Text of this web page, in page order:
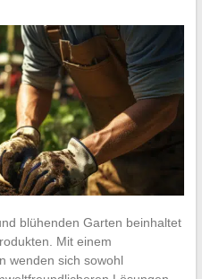
blühenden Garten beinhaltet
Mit einem
wenden sich sowohl